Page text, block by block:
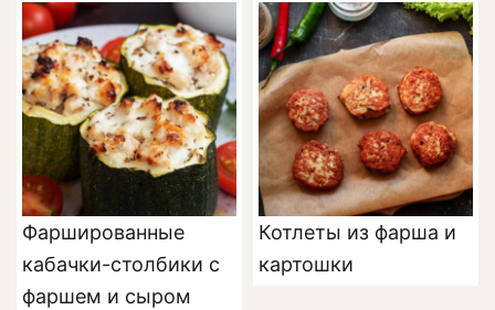
Фаршированные
кабачки-столбики с
фаршем и сыром
Котлеты из фарша и
картошки